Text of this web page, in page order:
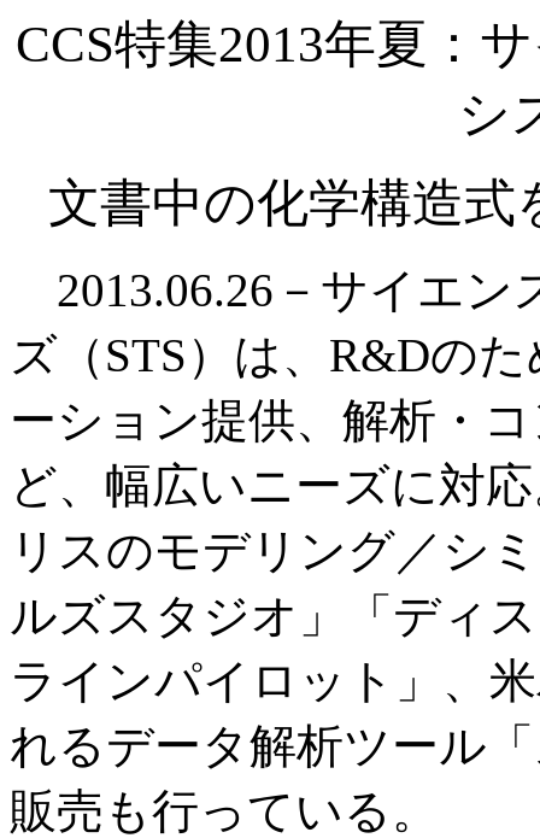
CCS特集2013年夏：
シ
文書中の化学構造式
2013.06.26－サイエン
ズ（STS）は、R&Dの
ーション提供、解析・
ど、幅広いニーズに対
リスのモデリング／シ
ルズスタジオ」「ディ
ラインパイロット」、
れるデータ解析ツール
販売も行っている。